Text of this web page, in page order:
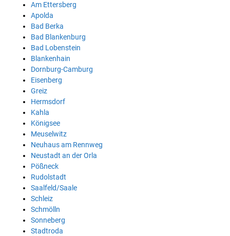
Am Ettersberg
Apolda
Bad Berka
Bad Blankenburg
Bad Lobenstein
Blankenhain
Dornburg-Camburg
Eisenberg
Greiz
Hermsdorf
Kahla
Königsee
Meuselwitz
Neuhaus am Rennweg
Neustadt an der Orla
Pößneck
Rudolstadt
Saalfeld/Saale
Schleiz
Schmölln
Sonneberg
Stadtroda